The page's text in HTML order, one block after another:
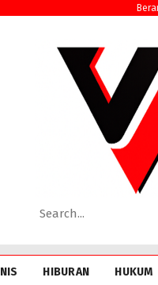
HIBURAN HUKUM